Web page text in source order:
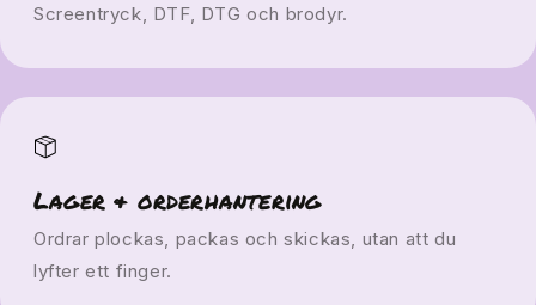
Screentryck, DTF, DTG och brodyr.
Lager & orderhantering
Ordrar plockas, packas och skickas, utan att du
lyfter ett finger.